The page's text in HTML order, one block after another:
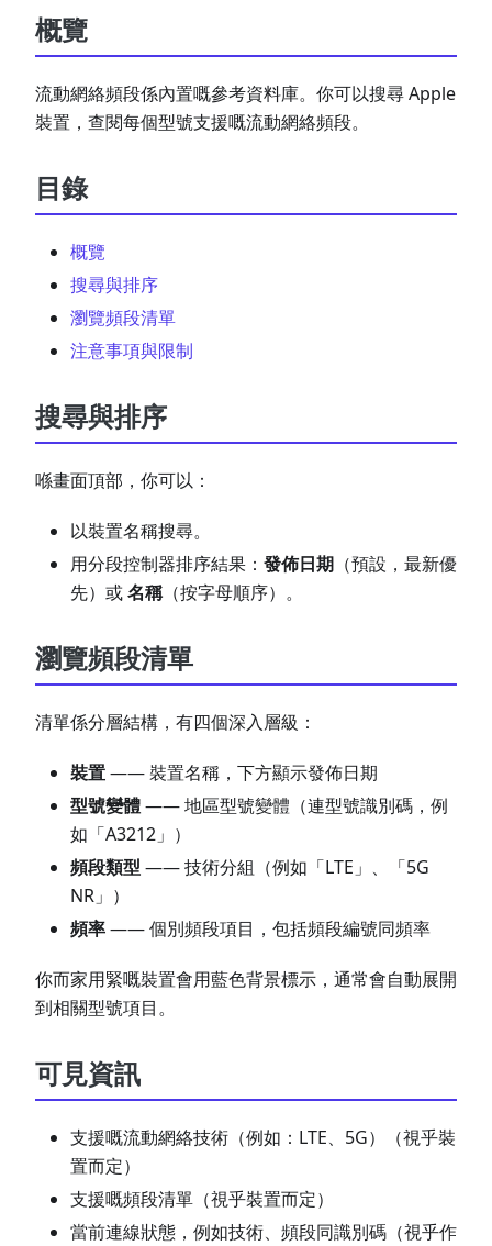
概覽
流動網絡頻段係內置嘅參考資料庫。你可以搜尋 Apple
裝置，查閱每個型號支援嘅流動網絡頻段。
目錄
概覽
搜尋與排序
瀏覽頻段清單
注意事項與限制
搜尋與排序
喺畫面頂部，你可以：
以裝置名稱搜尋。
用分段控制器排序結果： 發佈日期 （預設，最新優
先）或名稱（按字母順序）。
瀏覽頻段清單
清單係分層結構，有四個深入層級：
裝置—— 裝置名稱，下方顯示發佈日期
型號變體—— 地區型號變體（連型號識別碼，例
如「A3212」）
頻段類型 —— 技術分組（例如「LTE」、「5G
NR」）
頻率—— 個別頻段項目，包括頻段編號同頻率
你而家用緊嘅裝置會用藍色背景標示，通常會自動展開
到相關型號項目。
可見資訊
支援嘅流動網絡技術（例如：LTE、5G）（視乎裝
置而定）
支援嘅頻段清單（視乎裝置而定）
當前連線狀態，例如技術、頻段同識別碼（視乎作